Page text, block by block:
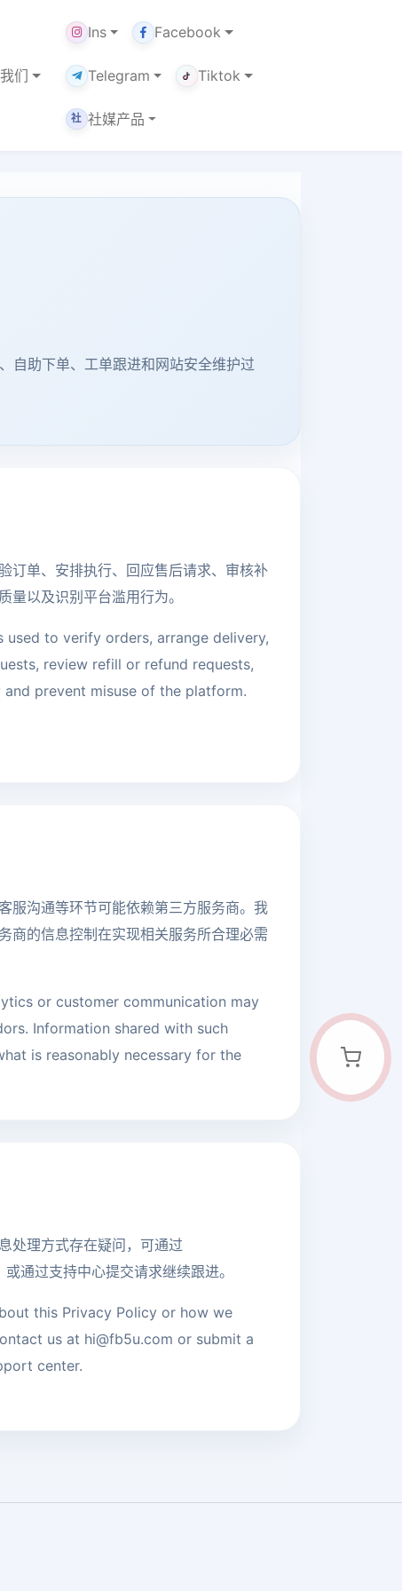
们
Ins Facebook
Telegram Tiktok
社 社媒产品
自助下单、工单跟进和网站安全维护过
订单、安排执行、回应售后请求、审核补
量以及识别平台滥用行为。
to verify orders, arrange delivery,
review refill or refund requests,
prevent misuse of the platform.
服沟通等环节可能依赖第三方服务商。我
商的信息控制在实现相关服务所合理必需
or customer communication may
Information shared with such
is reasonably necessary for the
处理方式存在疑问，可通过
通过支持中心提交请求继续跟进。
this Privacy Policy or how we
us at hi@fb5u.com or submit a
center.